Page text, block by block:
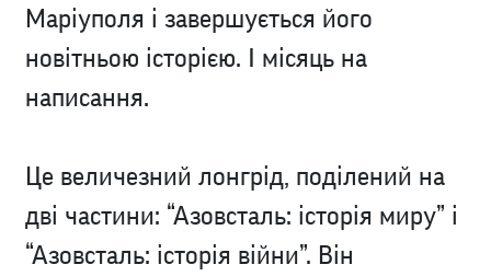
Маріуполя і завершується його
новітньою історією. І місяць на
написання.
Це величезний лонгрід, поділений на
дві частини: “Азовсталь: історія миру” і
“Азовсталь: історія війни”. Він